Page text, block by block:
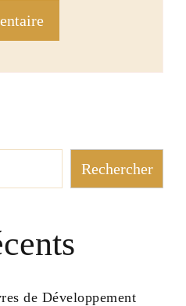
Rechercher
de Développement